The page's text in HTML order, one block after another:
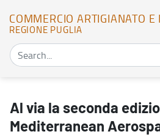
COMMERCIO ARTIGIANATO
REGIONE PUGLIA
Al via la seconda
Mediterranean